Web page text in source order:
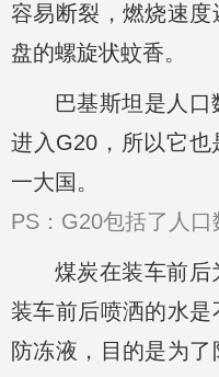
容易断裂，燃烧速
盘的螺旋状蚊香。
巴基斯坦是人
进入G20，所以它
一大国。
PS：G20包括了人口
煤炭在装车前后
装车前后喷洒的水
防冻液，目的是为